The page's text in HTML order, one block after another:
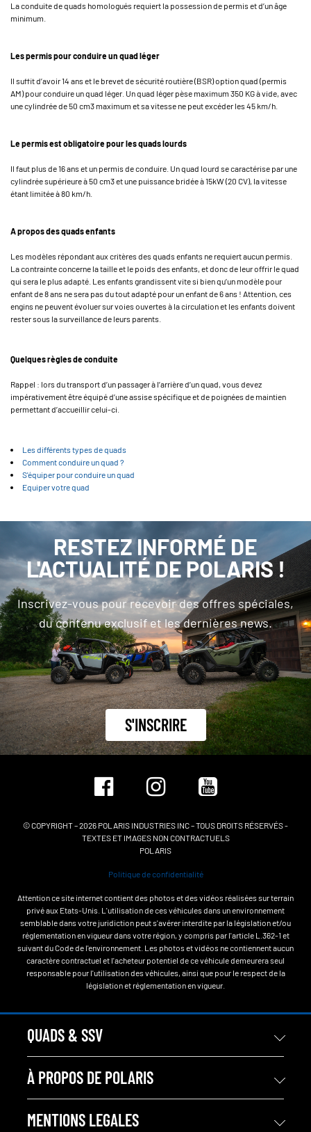
La conduite de quads homologués requiert la possession de permis et d’un âge
minimum.
Les permis pour conduire un quad léger
Il suffit d’avoir 14 ans et le brevet de sécurité routière (BSR) option quad (permis
AM) pour conduire un quad léger. Un quad léger pèse maximum 350 KG à vide, avec
une cylindrée de 50 cm3 maximum et sa vitesse ne peut excéder les 45 km/h.
Le permis est obligatoire pour les quads lourds
Il faut plus de 16 ans et un permis de conduire. Un quad lourd se caractérise par une
cylindrée supérieure à 50 cm3 et une puissance bridée à 15kW (20 CV), la vitesse
étant limitée à 80 km/h.
A propos des quads enfants
Les modèles répondant aux critères des quads enfants ne requiert aucun permis.
La contrainte concerne la taille et le poids des enfants, et donc de leur offrir le quad
qui sera le plus adapté. Les enfants grandissent vite si bien qu’un modèle pour
enfant de 8 ans ne sera pas du tout adapté pour un enfant de 6 ans ! Attention, ces
engins ne peuvent évoluer sur voies ouvertes à la circulation et les enfants doivent
rester sous la surveillance de leurs parents.
Quelques règles de conduite
Rappel : lors du transport d’un passager à l’arrière d’un quad, vous devez
impérativement être équipé d’une assise spécifique et de poignées de maintien
permettant d’accueillir celui-ci.
Les différents types de quads
Comment conduire un quad ?
S'équiper pour conduire un quad
Equiper votre quad
RESTEZ INFORMÉ DE
L'ACTUALITÉ DE POLARIS !
Inscrivez-vous pour recevoir des offres spéciales,
du contenu exclusif et les dernières news.
S'INSCRIRE
© COPYRIGHT – 2026 POLARIS INDUSTRIES INC – TOUS DROITS RÉSERVÉS -
TEXTES ET IMAGES NON CONTRACTUELS
POLARIS
Politique de confidentialité
Attention ce site internet contient des photos et des vidéos réalisées sur terrain
privé aux Etats-Unis. L'utilisation de ces véhicules dans un environnement
semblable dans votre juridiction peut s'avérer interdite par la législation et/ou
réglementation en vigueur dans votre région, y compris par l'article L.362-1 et
suivant du Code de l'environnement. Les photos et vidéos ne contiennent aucun
caractère contractuel et l'acheteur potentiel de ce véhicule demeurera seul
responsable pour l'utilisation des véhicules, ainsi que pour le respect de la
législation et réglementation en vigueur.
QUADS & SSV
À PROPOS DE POLARIS
MENTIONS LEGALES